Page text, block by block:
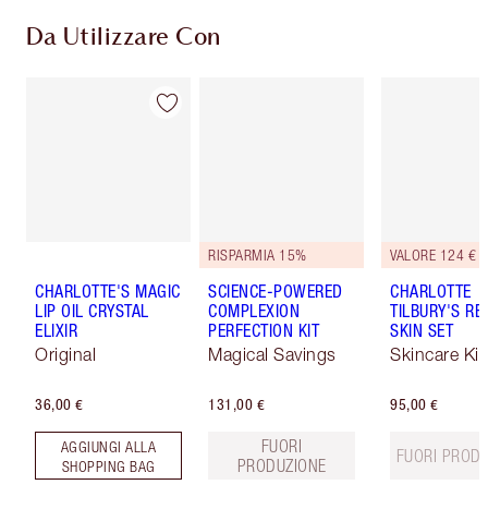
Da Utilizzare Con
CHARLOTTE'S MAGIC
LIP OIL CRYSTAL
ELIXIR
Original
36,00 €
AGGIUNGI ALLA
SHOPPING BAG
RISPARMIA 15%
SCIENCE-POWERED
COMPLEXION
PERFECTION KIT
Magical Savings
131,00 €
FUORI
PRODUZIONE
VALORE 124 €
CHARLOTTE
TILBURY'S
SKIN SET
Skincare Kit
95,00 €
FUORI